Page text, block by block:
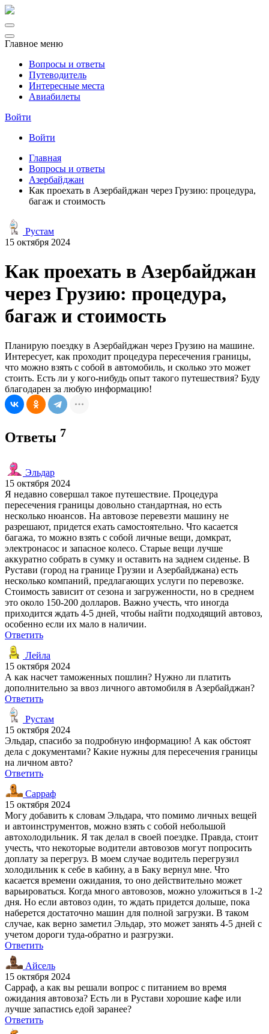
Главное меню
Вопросы и ответы
Путеводитель
Интересные места
Авиабилеты
Войти
Войти
Главная
Вопросы и ответы
Азербайджан
Как проехать в Азербайджан через Грузию: процедура,
багаж и стоимость
Рустам
15 октября 2024
Как проехать в Азербайджан
через Грузию: процедура,
багаж и стоимость
Планирую поездку в Азербайджан через Грузию на машине.
Интересует, как проходит процедура пересечения границы,
что можно взять с собой в автомобиль, и сколько это может
стоить. Есть ли у кого-нибудь опыт такого путешествия? Буду
благодарен за любую информацию!
Ответы 7
Эльдар
15 октября 2024
Я недавно совершал такое путешествие. Процедура
пересечения границы довольно стандартная, но есть
несколько нюансов. На автовозе перевезти машину не
разрешают, придется ехать самостоятельно. Что касается
багажа, то можно взять с собой личные вещи, домкрат,
электронасос и запасное колесо. Старые вещи лучше
аккуратно собрать в сумку и оставить на заднем сиденье. В
Рустави (город на границе Грузии и Азербайджана) есть
несколько компаний, предлагающих услуги по перевозке.
Стоимость зависит от сезона и загруженности, но в среднем
это около 150-200 долларов. Важно учесть, что иногда
приходится ждать 4-5 дней, чтобы найти подходящий автовоз,
особенно если их мало в наличии.
Ответить
Лейла
15 октября 2024
А как насчет таможенных пошлин? Нужно ли платить
дополнительно за ввоз личного автомобиля в Азербайджан?
Ответить
Рустам
15 октября 2024
Эльдар, спасибо за подробную информацию! А как обстоят
дела с документами? Какие нужны для пересечения границы
на личном авто?
Ответить
Сарраф
15 октября 2024
Могу добавить к словам Эльдара, что помимо личных вещей
и автоинструментов, можно взять с собой небольшой
автохолодильник. Я так делал в своей поездке. Правда, стоит
учесть, что некоторые водители автовозов могут попросить
доплату за перегруз. В моем случае водитель перегрузил
холодильник к себе в кабину, а в Баку вернул мне. Что
касается времени ожидания, то оно действительно может
варьироваться. Когда много автовозов, можно уложиться в 1-2
дня. Но если автовоз один, то ждать придется дольше, пока
наберется достаточно машин для полной загрузки. В таком
случае, как верно заметил Эльдар, это может занять 4-5 дней с
учетом дороги туда-обратно и разгрузки.
Ответить
Айсель
15 октября 2024
Сарраф, а как вы решали вопрос с питанием во время
ожидания автовоза? Есть ли в Рустави хорошие кафе или
лучше запастись едой заранее?
Ответить